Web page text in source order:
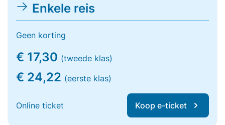
Enkele reis
Geen korting
€ 17,30 (tweede klas)
€ 24,22 (eerste klas)
Online ticket Koop e-ticket